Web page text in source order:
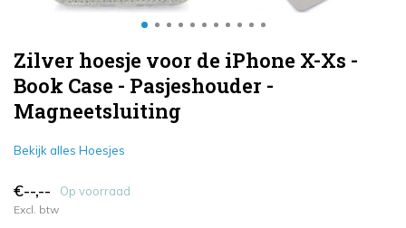
Zilver hoesje voor de iPhone X-Xs -
Book Case - Pasjeshouder -
Magneetsluiting
Bekijk alles Hoesjes
€--,-- Op voorraad
Excl. btw